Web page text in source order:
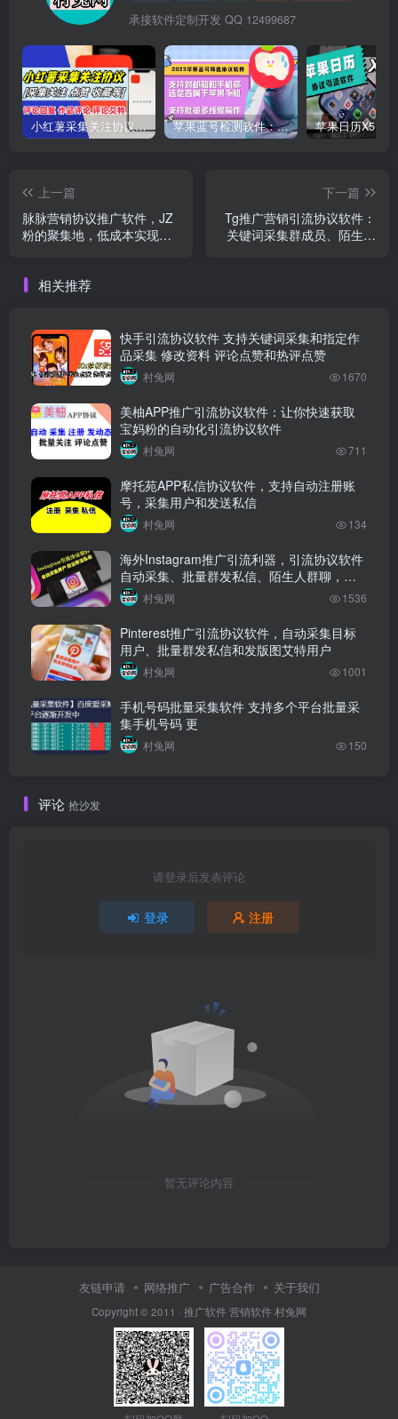
承接软件定制开发 QQ 12499687
苹果蓝号检测软件：检测邮箱和手机是否符合苹果手机的协议软件
上一篇
脉脉营销协议推广软件，JZ
粉的聚集地，低成本实现网
下一篇
Tg推广营销引流协议软件：
关键词采集群成员、陌生人
相关推荐
快手引流协议软件 支持关键词采集和指定作
品采集 修改资料 评论点赞和热评点赞
村兔网 1670
美柚APP推广引流协议软件：让你快速获取
宝妈粉的自动化引流协议软件
村兔网 711
摩托苑APP私信协议软件，支持自动注册账
号，采集用户和发送私信
村兔网 134
海外Instagram推广引流利器，引流协议软件
自动采集、批量群发私信、陌生人群聊，助
力网络营销推广
村兔网 1536
Pinterest推广引流协议软件，自动采集目标
用户、批量群发私信和发版图艾特用户
村兔网 1001
手机号码批量采集软件 支持多个平台批量采
集手机号码 更
村兔网 150
评论 抢沙发
请登录后发表评论
登录 注册
暂无评论内容
友链申请 网络推广 广告合作 关于我们
Copyright © 2011 · 推广软件营销软件村兔网